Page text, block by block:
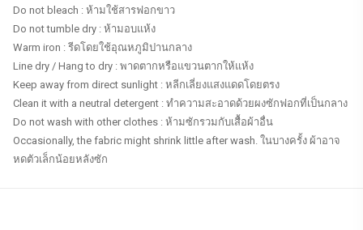
Do not bleach : ห้ามใช้สารฟอกขาว
Do not tumble dry : ห้ามอบแห้ง
Warm iron : รีดโดยใช้อุณหภูมิปานกลาง
Line dry / Hang to dry : พาดตากหรือแขวนตากให้แห้ง
Keep away from direct sunlight : หลีกเลี่ยงแสงแดดโดยตรง
Clean it with a neutral detergent : ทำความสะอาดด้วยผงซักฟอกที่เป็นกลาง
Do not wash with other clothes : ห้ามซักรวมกับเสื้อผ้าอื่น
Occasionally, the fabric might shrink little after wash. ในบางครั้ง ผ้าอาจ
หดตัวเล็กน้อยหลังซัก